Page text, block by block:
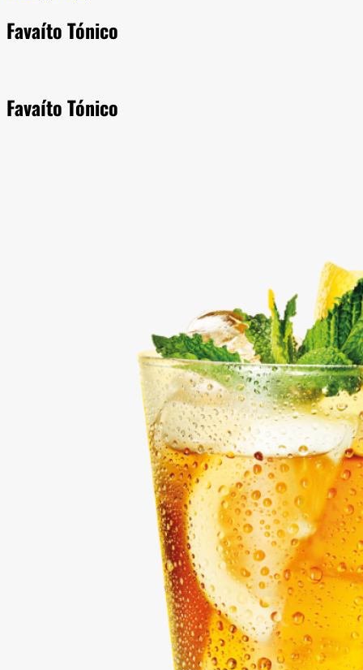
Favaíto Tónico
Favaíto Tónico